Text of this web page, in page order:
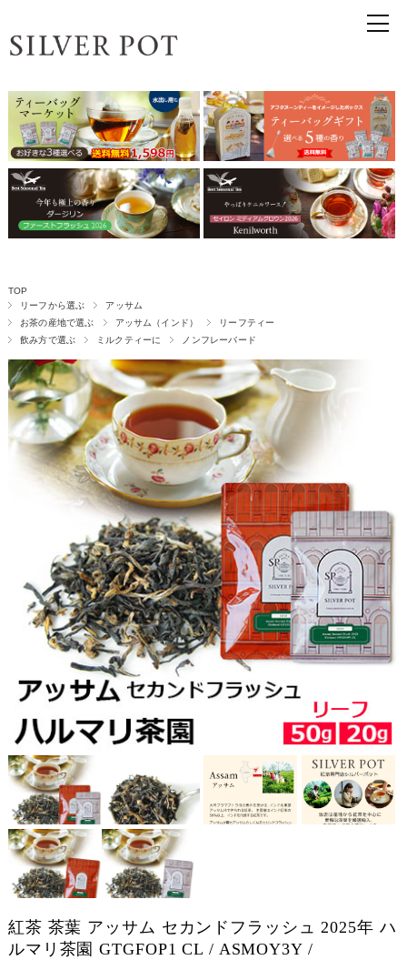
TOP
リーフから選ぶ
アッサム
お茶の産地で選ぶ
アッサム（インド）
リーフティー
飲み方で選ぶ
ミルクティーに ノンフレーバード
紅茶 茶葉 アッサム セカンドフラッシュ 2025年 ハ
ルマリ茶園 GTGFOP1 CL / ASMOY3Y /